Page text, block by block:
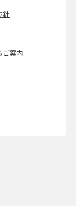
針
ご案内